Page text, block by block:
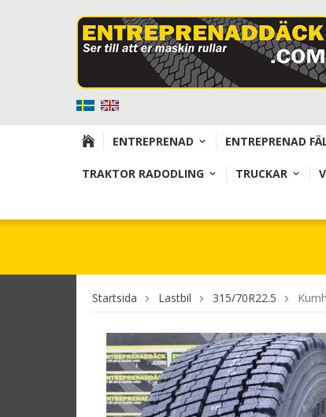
ENTREPRENAD ENTREPRENAD
TRAKTOR RADODLING TRUCKAR
Startsida Lastbil 315/70R22.5